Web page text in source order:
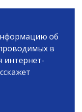
об
в
интернет-